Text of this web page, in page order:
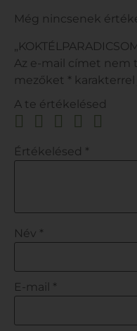
Még nincsenek
Az e-mail címet nem
mezőket *
A te értékelésed
Értékelésed *
Név *
E-mail *